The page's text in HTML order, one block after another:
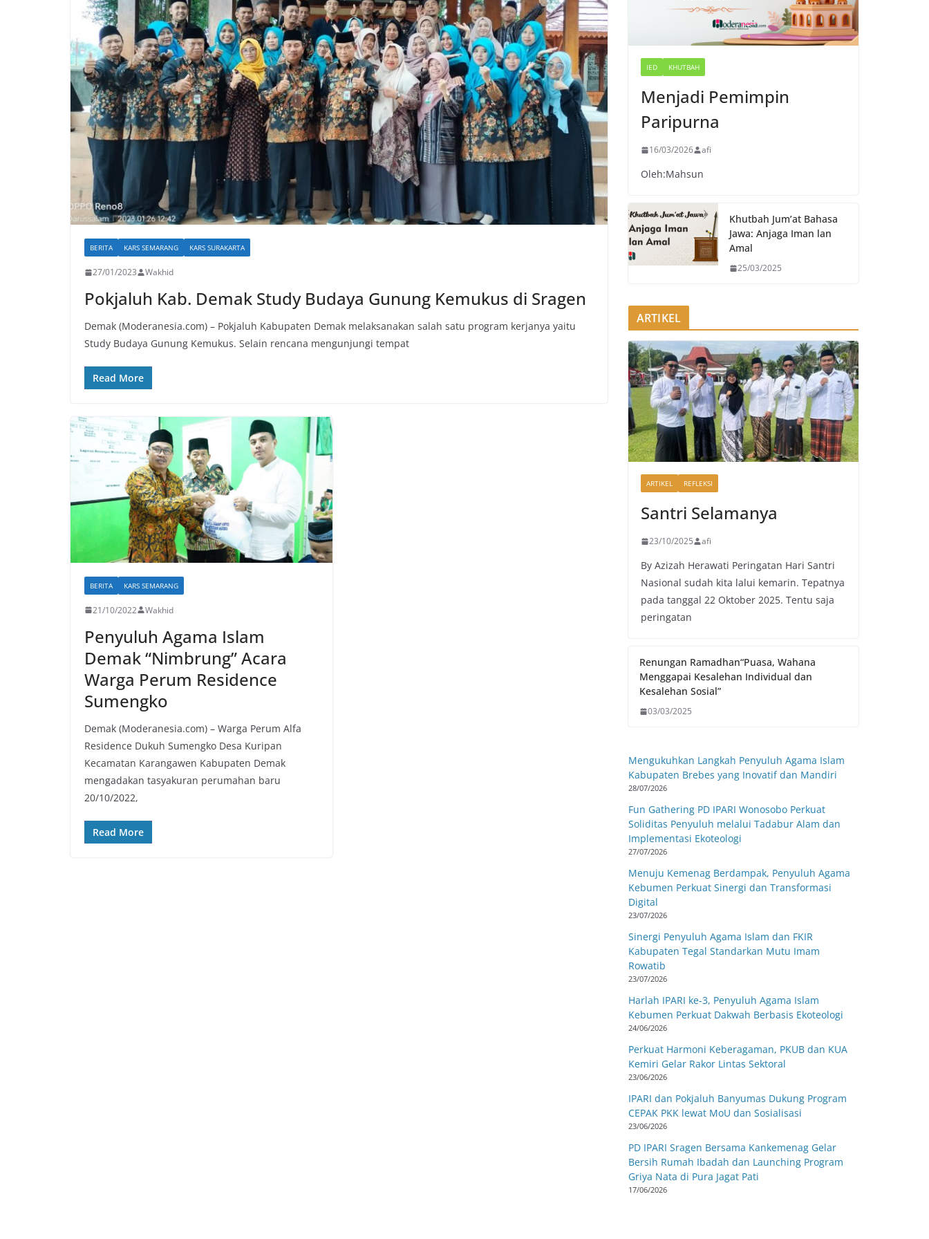
BERITA KARS SEMARANG KARS SURAKARTA
27/01/2023 Wakhid
Pokjaluh Kab. Demak Study Budaya Gunung Kemukus di Sragen
Demak (Moderanesia.com) – Pokjaluh Kabupaten Demak melaksanakan salah satu program kerjanya yaitu
Study Budaya Gunung Kemukus. Selain rencana mengunjungi tempat
Read More
BERITA KARS SEMARANG
21/10/2022 Wakhid
Penyuluh Agama Islam
Demak “Nimbrung” Acara
Warga Perum Residence
Sumengko
Demak (Moderanesia.com) – Warga Perum Alfa
Residence Dukuh Sumengko Desa Kuripan
Kecamatan Karangawen Kabupaten Demak
mengadakan tasyakuran perumahan baru
20/10/2022,
Read More
IED KHUTBAH
Menjadi Pemimpin
Paripurna
16/03/2026 afi
Oleh:Mahsun
Khutbah Jum’at Bahasa
Jawa: Anjaga Iman lan
Amal
25/03/2025
ARTIKEL
ARTIKEL REFLEKSI
Santri Selamanya
23/10/2025 afi
By Azizah Herawati Peringatan Hari Santri
Nasional sudah kita lalui kemarin. Tepatnya
pada tanggal 22 Oktober 2025. Tentu saja
peringatan
Renungan Ramadhan“Puasa, Wahana
Menggapai Kesalehan Individual dan
Kesalehan Sosial”
03/03/2025
Mengukuhkan Langkah Penyuluh Agama Islam
Kabupaten Brebes yang Inovatif dan Mandiri
28/07/2026
Fun Gathering PD IPARI Wonosobo Perkuat
Soliditas Penyuluh melalui Tadabur Alam dan
Implementasi Ekoteologi
27/07/2026
Menuju Kemenag Berdampak, Penyuluh Agama
Kebumen Perkuat Sinergi dan Transformasi
Digital
23/07/2026
Sinergi Penyuluh Agama Islam dan FKIR
Kabupaten Tegal Standarkan Mutu Imam
Rowatib
23/07/2026
Harlah IPARI ke-3, Penyuluh Agama Islam
Kebumen Perkuat Dakwah Berbasis Ekoteologi
24/06/2026
Perkuat Harmoni Keberagaman, PKUB dan KUA
Kemiri Gelar Rakor Lintas Sektoral
23/06/2026
IPARI dan Pokjaluh Banyumas Dukung Program
CEPAK PKK lewat MoU dan Sosialisasi
23/06/2026
PD IPARI Sragen Bersama Kankemenag Gelar
Bersih Rumah Ibadah dan Launching Program
Griya Nata di Pura Jagat Pati
17/06/2026